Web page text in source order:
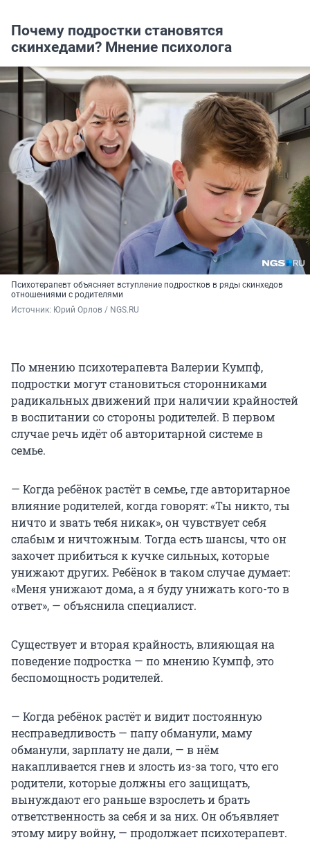
Почему подростки становятся
скинхедами? Мнение психолога
Психотерапевт объясняет вступление подростков в ряды скинхедов
отношениями с родителями
Источник: Юрий Орлов / NGS.RU
По мнению психотерапевта Валерии Кумпф,
подростки могут становиться сторонниками
радикальных движений при наличии крайностей
в воспитании со стороны родителей. В первом
случае речь идёт об авторитарной системе в
семье.
— Когда ребёнок растёт в семье, где авторитарное
влияние родителей, когда говорят: «Ты никто, ты
ничто и звать тебя никак», он чувствует себя
слабым и ничтожным. Тогда есть шансы, что он
захочет прибиться к кучке сильных, которые
унижают других. Ребёнок в таком случае думает:
«Меня унижают дома, а я буду унижать кого-то в
ответ», — объяснила специалист.
Существует и вторая крайность, влияющая на
поведение подростка — по мнению Кумпф, это
беспомощность родителей.
— Когда ребёнок растёт и видит постоянную
несправедливость — папу обманули, маму
обманули, зарплату не дали, — в нём
накапливается гнев и злость из-за того, что его
родители, которые должны его защищать,
вынуждают его раньше взрослеть и брать
ответственность за себя и за них. Он объявляет
этому миру войну, — продолжает психотерапевт.